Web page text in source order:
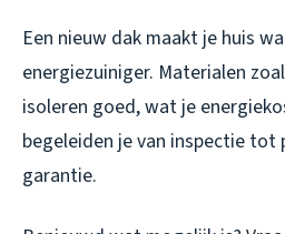
Een nieuw dak maakt je huis
energiezuiniger. Materialen
isoleren goed, wat je
begeleiden je van inspectie tot
garantie.